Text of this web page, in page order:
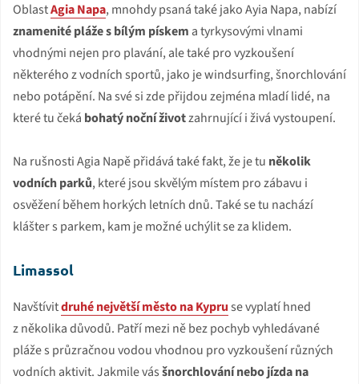
OblastAgia Napa, mnohdy psaná také jako Ayia Napa, nabízí
znamenité pláže s bílým pískem a tyrkysovými vlnami
vhodnými nejen pro plavání, ale také pro vyzkoušení
některého z vodních sportů, jako je windsurfing, šnorchlování
nebo potápění. Na své si zde přijdou zejména mladí lidé, na
které tu čeká bohatý noční životzahrnující i živá vystoupení.
Na rušnosti Agia Napě přidává také fakt, že je tu několik
vodních parků, které jsou skvělým místem pro zábavu i
osvěžení během horkých letních dnů. Také se tu nachází
klášter s parkem, kam je možné uchýlit se za klidem.
Limassol
Navštívitdruhé největší město na Kypruse vyplatí hned
z několika důvodů. Patří mezi ně bez pochyb vyhledávané
pláže s průzračnou vodou vhodnou pro vyzkoušení různých
vodních aktivit. Jakmile vásšnorchlování nebo jízda na